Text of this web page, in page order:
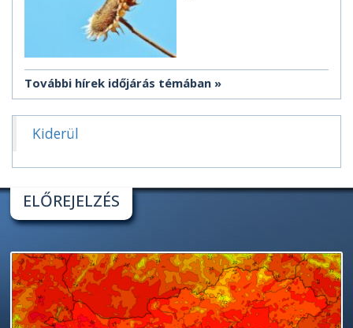
További hírek időjárás témában
Kiderül
ELŐREJELZÉS